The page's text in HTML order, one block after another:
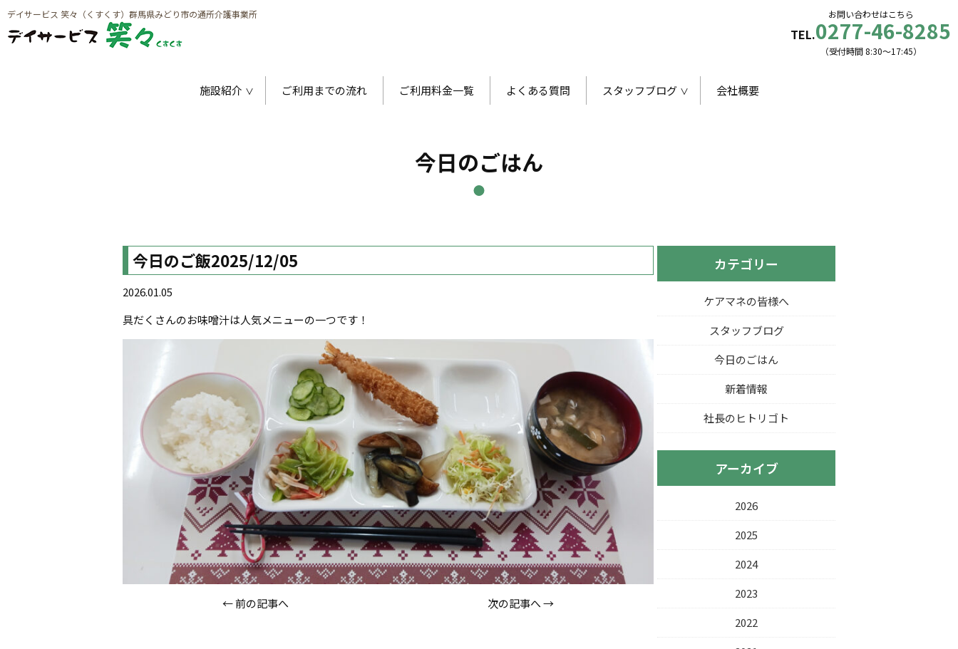
デイサービス 笑々（くすくす）群馬県みどり市の通所介護事業所 お問い合わせはこちら
TEL.0277-46-8285
（受付時間 8:30〜17:45）
施設紹介 ご利用までの流れ ご利用料金一覧 よくある質問 スタッフブログ 会社概要
今日のごはん
今日のご飯2025/12/05
2026.01.05
具だくさんのお味噌汁は人気メニューの一つです！
←前の記事へ 次の記事へ→
カテゴリー
ケアマネの皆様へ
スタッフブログ
今日のごはん
新着情報
社長のヒトリゴト
アーカイブ
2026
2025
2024
2023
2022